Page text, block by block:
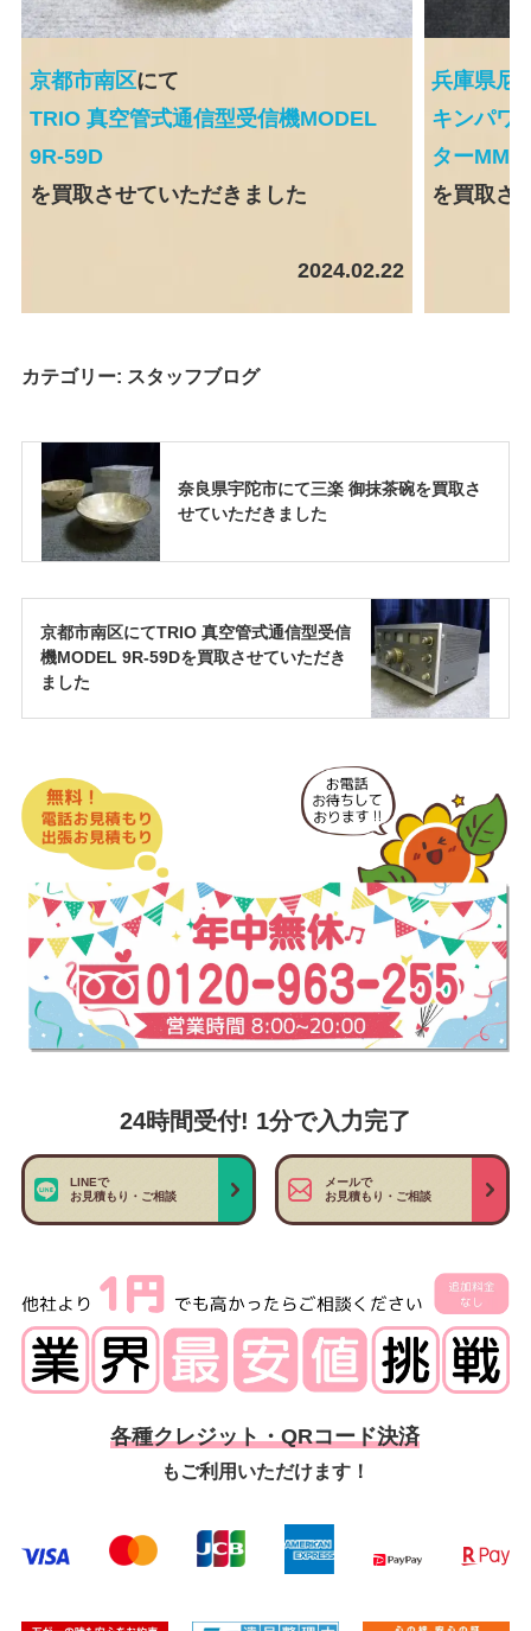
京都市南区にて
TRIO 真空管式通信型受信機MODEL
9R-59D
を買取させていただきました
2024.02.22
兵庫県尼
キンパワ
ター
を買取さ
カテゴリー: スタッフブログ
奈良県宇陀市にて三楽 御抹茶碗を買取さ
せていただきました
京都市南区にてTRIO 真空管式通信型受信
機MODEL 9R-59Dを買取させていただき
ました
24時間受付! 1分で入力完了
LINEで
お見積もり・ご相談
メールで
お見積もり・ご相談
各種クレジット・QRコード決済
もご利用いただけます！